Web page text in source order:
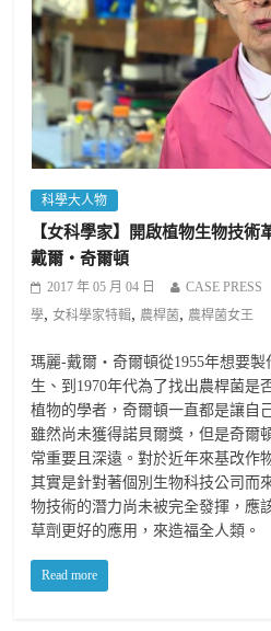
科學大人物
【女科學家】開啟植物生物技
戴爾‧奇爾頓
2017 年 05 月 04 日 CASE PRESS
學,女科學家特輯, 農桿菌, 農桿菌女王
瑪麗-戴爾‧奇爾頓從1955年想要製
生、到1970年代為了找出農桿菌是
植物的學者，奇爾頓一直都是讓自
雖然尚未獲得諾貝爾獎，但是奇爾
常重要且深遠。對於近年來基改作
其實是針對著個別生物科技公司而
物技術的潛力尚未被完全發揮，應
草劑更好的應用，來造福全人類。
Read more